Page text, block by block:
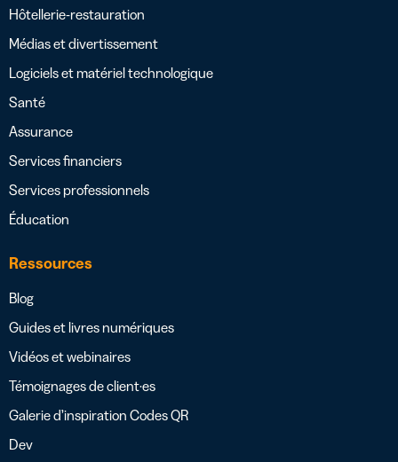
Hôtellerie-restauration
Médias et divertissement
Logiciels et matériel technologique
Santé
Assurance
Services financiers
Services professionnels
Éducation
Ressources
Blog
Guides et livres numériques
Vidéos et webinaires
Témoignages de client·es
Galerie d’inspiration Codes QR
Dev